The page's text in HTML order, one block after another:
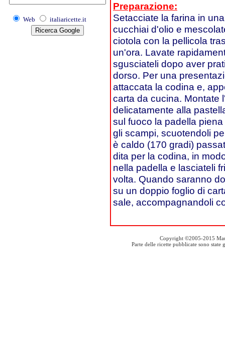
Web italiaricette.it
Preparazione:
Setacciate la farina in
cucchiai d'olio e
ciotola con la pellicola
un'ora. Lavate
sgusciateli dopo aver
dorso. Per una
attaccata la codina e,
carta da cucina. Montate
delicatamente alla
sul fuoco la padella
gli scampi, scuotendoli
è caldo (170 gradi)
dita per la codina, in
nella padella e lasciateli
volta. Quando saranno
su un doppio foglio di
sale, accompagnandoli
Copyright ©2005-2015
Parte delle ricette pubblicate sono state